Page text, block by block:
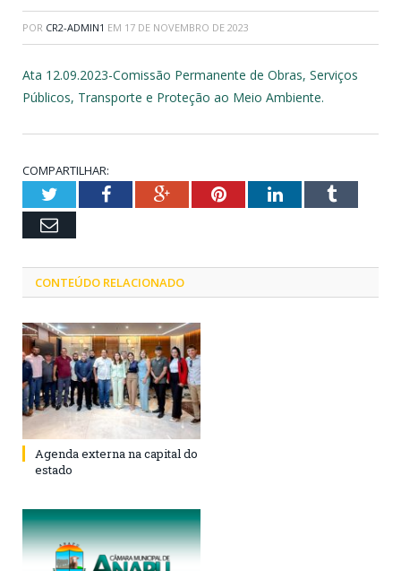
POR CR2-ADMIN1 EM 17 DE NOVEMBRO DE 2023
Ata 12.09.2023-Comissão Permanente de Obras, Serviços
Públicos, Transporte e Proteção ao Meio Ambiente.
COMPARTILHAR:
TwitterFacebookGoogle+PinterestLinkedInTumblr
Email
CONTEÚDO RELACIONADO
Agenda externa na capital do
estado